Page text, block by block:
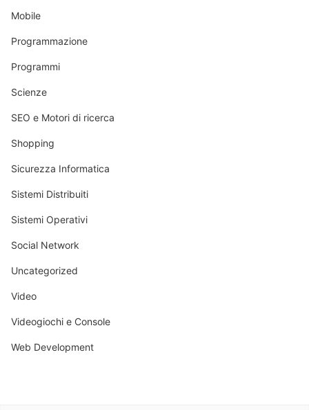
Mobile
Programmazione
Programmi
Scienze
SEO e Motori di ricerca
Shopping
Sicurezza Informatica
Sistemi Distribuiti
Sistemi Operativi
Social Network
Uncategorized
Video
Videogiochi e Console
Web Development